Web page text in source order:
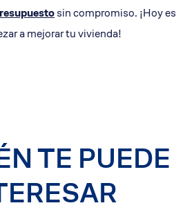
sin compromiso. ¡Hoy es
a mejorar tu vivienda!
TE PUEDE